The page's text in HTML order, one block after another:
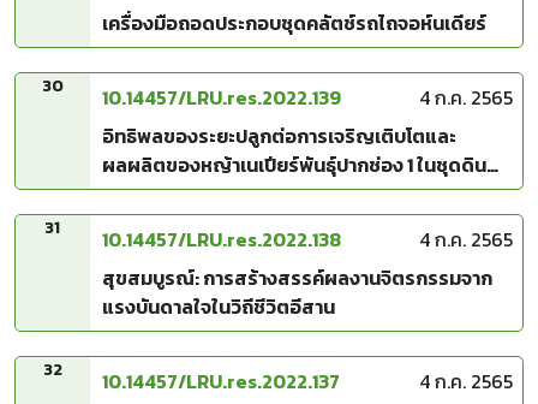
เครื่องมือถอดประกอบชุดคลัตช์รถไถจอห์นเดียร์
30 10.14457/LRU.res.2022.139
4 ก.ค. 2565
อิทธิพลของระยะปลูกต่อการเจริญเติบโตและ
ผลผลิตของหญ้าเนเปียร์พันธุ์ปากช่อง 1 ในชุดดิน
เลย
31 10.14457/LRU.res.2022.138
4 ก.ค. 2565
สุขสมบูรณ์: การสร้างสรรค์ผลงานจิตรกรรมจาก
แรงบันดาลใจในวิถีชีวิตอีสาน
32 10.14457/LRU.res.2022.137
4 ก.ค. 2565